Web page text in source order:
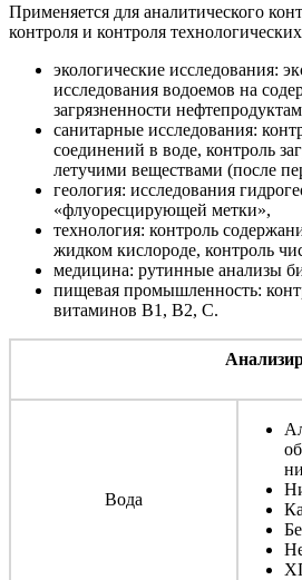
Применяется для аналитического
контроля и контроля
экологические исследования:
исследования водоемов на
загрязненности
санитарные исследования:
соединений в воде, контроль
летучими веществами (после
геология: исследования
«флуоресцирующей метки»,
технология: контроль
жидком кислороде, контроль
медицина: рутинные анализы
пищевая промышленность:
витаминов В1, В2, С.
Вода